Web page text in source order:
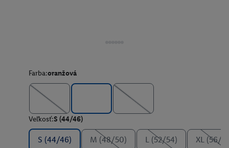
Farba:oranžová
Veľkosť:S (44/46)
S (44/46) M (48/50) L (52/54) XL (56/